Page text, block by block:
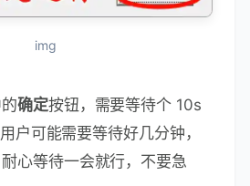
img
确定按钮，需要等待个 10s
户可能需要等待好几分钟，
心等待一会就行，不要急